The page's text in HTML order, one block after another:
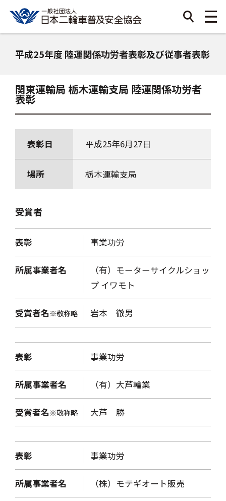
平成25年度 陸運関係功労者表彰及び従事者表彰
関東運輸局 栃木運輸支局 陸運関係功労者
表彰
表彰日 平成25年6月27日
場所 栃木運輸支局
受賞者
表彰 事業功労
所属事業者名
（有）モーターサイクルショッ
プ イワモト
受賞者名※敬称略 岩本 徹男
表彰 事業功労
所属事業者名 （有）大芦輪業
受賞者名※敬称略 大芦 勝
表彰 事業功労
所属事業者名 （株）モテギオート販売